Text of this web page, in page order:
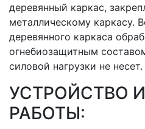
деревянный каркас,
металлическому каркасу.
деревянного каркаса
огнебиозащитным
силовой нагрузки не несет.
УСТРОЙСТВО
РАБОТЫ: